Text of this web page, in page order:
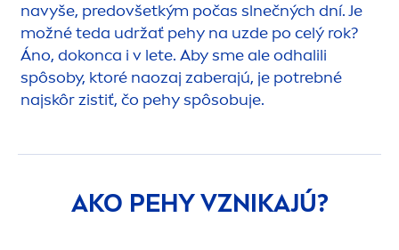
navyše, predovšetkým počas slnečných dní. Je
možné teda udržať pehy na uzde po celý rok?
Áno, dokonca i v lete. Aby sme ale odhalili
spôsoby, ktoré naozaj zaberajú, je potrebné
najskôr zistiť, čo pehy spôsobuje.
AKO PEHY VZNIKAJÚ?